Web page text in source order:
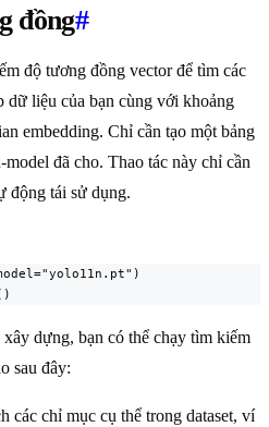
đồng#
độ tương đồng vector để tìm các
liệu của bạn cùng với khoảng
embedding. Chỉ cần tạo một bảng
đã cho. Thao tác này chỉ cần
động tái sử dụng.
dựng, bạn có thể chạy tìm kiếm
sau đây:
các chỉ mục cụ thể trong dataset, ví